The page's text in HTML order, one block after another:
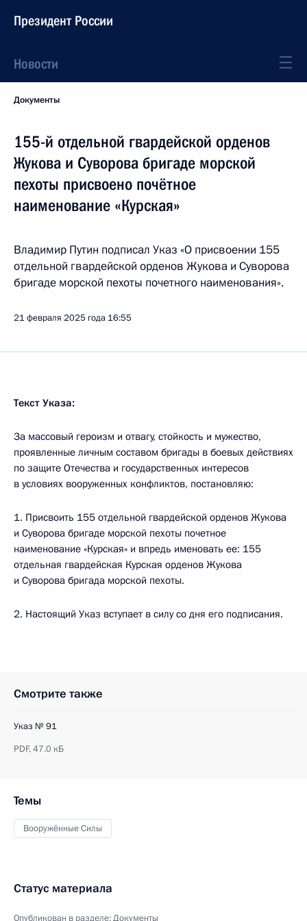
Президент России
Новости
Документы
155-й отдельной гвардейской орденов
Жукова и Суворова бригаде морской
пехоты присвоено почётное
наименование «Курская»
Владимир Путин подписал Указ «О присвоении 155
отдельной гвардейской орденов Жукова и Суворова
бригаде морской пехоты почетного наименования».
21 февраля 2025 года 16:55
Текст Указа:
За массовый героизм и отвагу, стойкость и мужество,
проявленные личным составом бригады в боевых действиях
по защите Отечества и государственных интересов
в условиях вооруженных конфликтов, постановляю:
1. Присвоить 155 отдельной гвардейской орденов Жукова
и Суворова бригаде морской пехоты почетное
наименование «Курская» и впредь именовать ее: 155
отдельная гвардейская Курская орденов Жукова
и Суворова бригада морской пехоты.
2. Настоящий Указ вступает в силу со дня его подписания.
Смотрите также
Указ № 91
PDF,47.0 кБ
Темы
Вооружённые Силы
Статус материала
Опубликован в разделе:Документы